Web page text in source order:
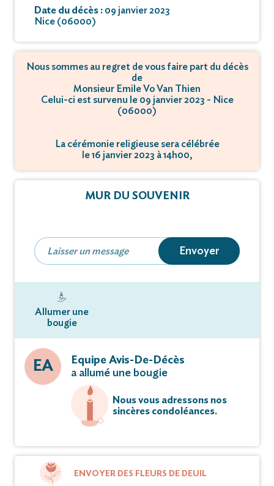
Date du décès : 09 janvier 2023
Nice (06000)
Nous sommes au regret de vous faire part du décès
de
Monsieur Emile Vo Van Thien
Celui-ci est survenu le 09 janvier 2023 - Nice
(06000)
La cérémonie religieuse sera célébrée
le 16 janvier 2023 à 14h00,
le 16 janvier 2023 à 14h30,
MUR DU SOUVENIR
Envoyer
Allumer une
bougie
EA
Equipe Avis-De-Décès
a allumé une bougie
Nous vous adressons nos
sincères condoléances.
ENVOYER DES FLEURS DE DEUIL